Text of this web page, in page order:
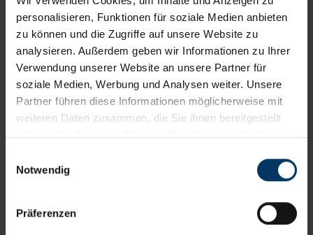
personalisieren, Funktionen für soziale Medien anbieten
zu können und die Zugriffe auf unsere Website zu
analysieren. Außerdem geben wir Informationen zu Ihrer
Verwendung unserer Website an unsere Partner für
soziale Medien, Werbung und Analysen weiter. Unsere
Partner führen diese Informationen möglicherweise mit
weiteren Daten zusammen, die Sie ihnen bereitgestellt
haben oder die sie im Rahmen Ihrer Nutzung der Dienste
Einwilligung können Sie jederzeit in den Einstellungen
Notwendig
Präferenzen
abonnieren
Exklusive Tipps und
Rabattaktionen direkt in Ihr
Postfach